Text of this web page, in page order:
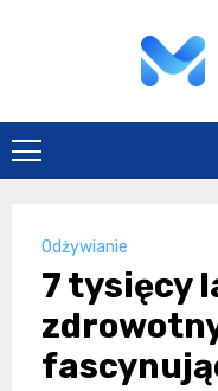
Odżywianie
7 tysięcy